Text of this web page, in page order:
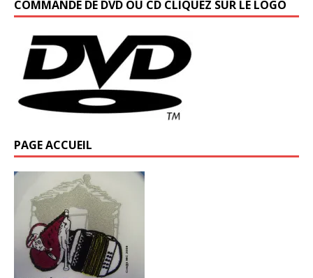
COMMANDE DE DVD OU CD CLIQUEZ SUR LE LOGO
PAGE ACCUEIL